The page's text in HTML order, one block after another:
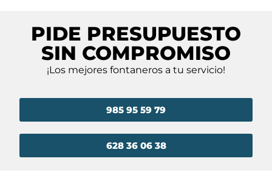
PIDE PRESUPUESTO
SIN COMPROMISO
¡Los mejores fontaneros a tu servicio!
628 36 06 38
985 95 59 79